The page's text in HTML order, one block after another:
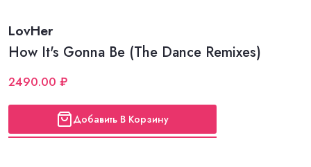
LovHer
How It's Gonna Be (The Dance Remixes)
2490.00 ₽
Добавить В Корзину